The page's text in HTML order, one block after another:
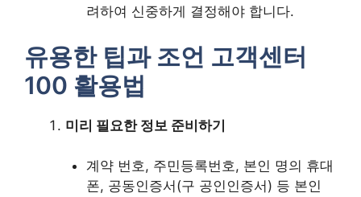
려하여 신중하게 결정해야 합니다.
유용한 팁과 조언 고객센터
100 활용법
미리 필요한 정보 준비하기
계약 번호, 주민등록번호, 본인 명의 휴대
폰, 공동인증서(구 공인인증서) 등 본인